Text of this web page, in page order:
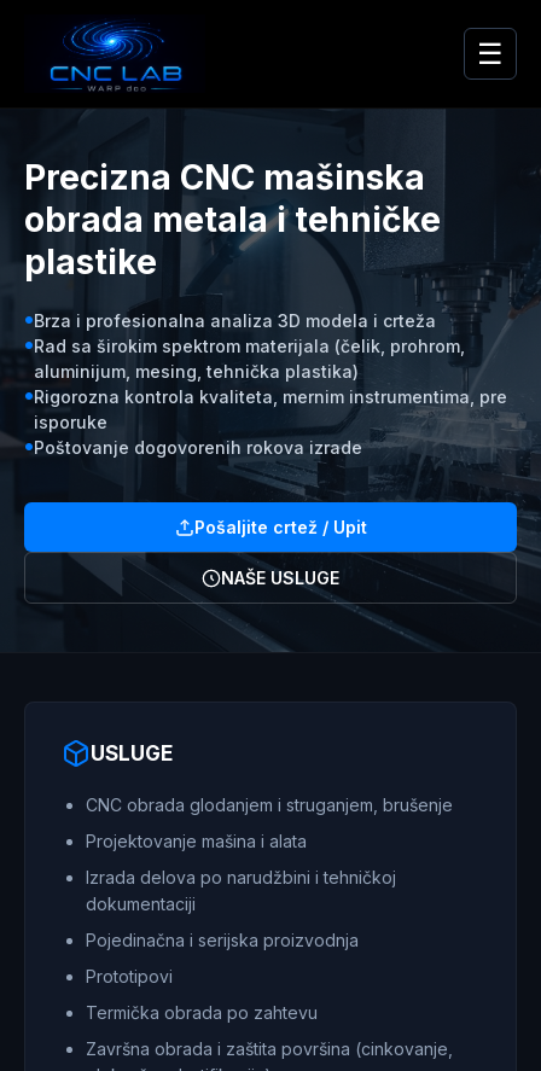
☰
Precizna CNC mašinska
obrada metala i tehničke
plastike
Brza i profesionalna analiza 3D modela i crteža
Rad sa širokim spektrom materijala (čelik, prohrom,
aluminijum, mesing, tehnička plastika)
Rigorozna kontrola kvaliteta, mernim instrumentima, pre
isporuke
Poštovanje dogovorenih rokova izrade
Pošaljite crtež / Upit
NAŠE USLUGE
USLUGE
CNC obrada glodanjem i struganjem, brušenje
Projektovanje mašina i alata
Izrada delova po narudžbini i tehničkoj
dokumentaciji
Pojedinačna i serijska proizvodnja
Prototipovi
Termička obrada po zahtevu
Završna obrada i zaštita površina (cinkovanje,